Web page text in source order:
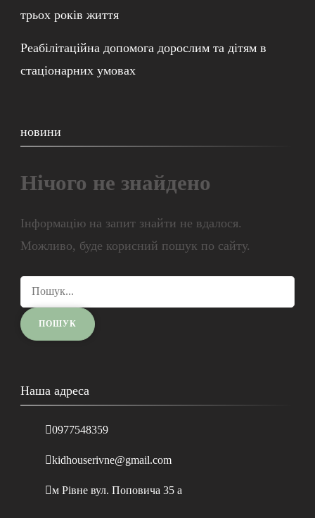
трьох років життя
Реабілітаційна допомога дорослим та дітям в
стаціонарних умовах
новини
Нічого не знайдено
Інформацію на запит знайти не вдалося.
Можливо, буде корисний пошук по сайту.
Наша адреса
0977548359
kidhouserivne@gmail.com
м Рівне вул. Поповича 35 а